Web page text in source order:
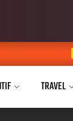
Buka
TRAVEL